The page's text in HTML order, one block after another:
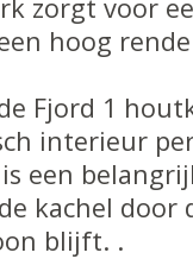
zorgt voor
hoog
Fjord 1
interieur
een
kachel door
blijft. .